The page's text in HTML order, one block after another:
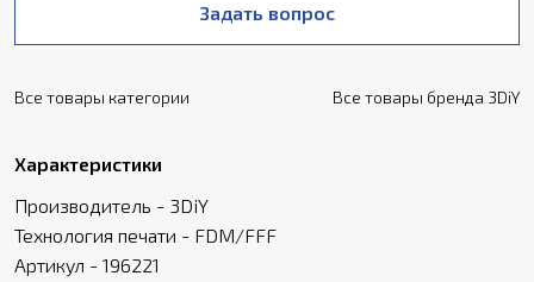
Задать вопрос
Все товары категории Все товары бренда 3DiY
Характеристики
Производитель - 3DiY
Технология печати - FDM/FFF
Артикул - 196221